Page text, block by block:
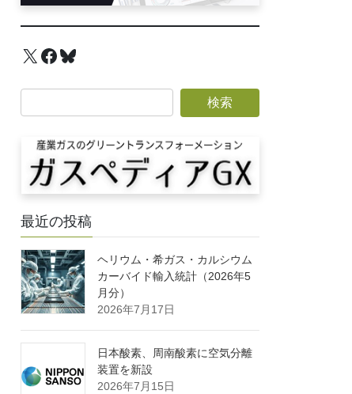
X Facebook
Bluesky
最近の投稿
ヘリウム・希ガス・カルシウム
カーバイド輸入統計（2026年5
月分）
2026年7月17日
日本酸素、周南酸素に空気分離
装置を新設
2026年7月15日